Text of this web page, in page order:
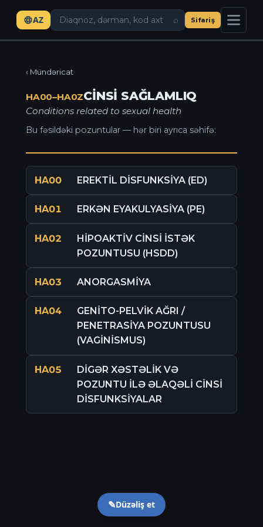
AZ ⌕ Sifariş
‹ Mündəricat
HA00–HA0ZCİNSİ SAĞLAMLIQ
Conditions related to sexual health
Bu fəsildəki pozuntular — hər biri ayrıca səhifə:
HA00 EREKTİL DİSFUNKSİYA (ED)
HA01 ERKƏN EYAKULYASİYA (PE)
HA02
HİPOAKTİV CİNSİ İSTƏK
POZUNTUSU (HSDD)
HA03 ANORGASMİYA
HA04
GENİTO-PELVİK AĞRI /
PENETRASİYA POZUNTUSU
(VAGİNİSMUS)
HA05
DİGƏR XƏSTƏLİK VƏ
POZUNTU İLƏ ƏLAQƏLİ CİNSİ
DİSFUNKSİYALAR
Düzəliş et